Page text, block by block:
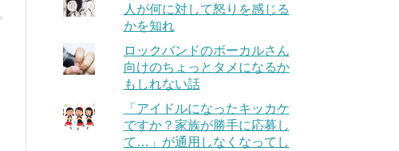
人が何に対して怒りを感じる
かを知れ
ロックバンドのボーカルさん
向けのちょっとタメになるか
もしれない話
「アイドルになったキッカケ
ですか？家族が勝手に応募し
て…」が通用しなくなってし